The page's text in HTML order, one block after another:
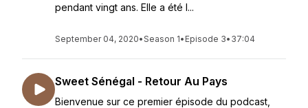
pendant vingt ans. Elle a été l...
September 04, 2020•Season 1• Episode 3• 37:04
Sweet Sénégal - Retour Au Pays
Bienvenue sur ce premier épisode du podcast,